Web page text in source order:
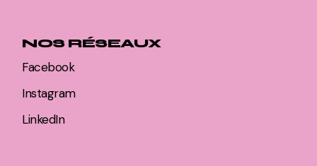
NOS RÉSEAUX
Facebook
Instagram
LinkedIn